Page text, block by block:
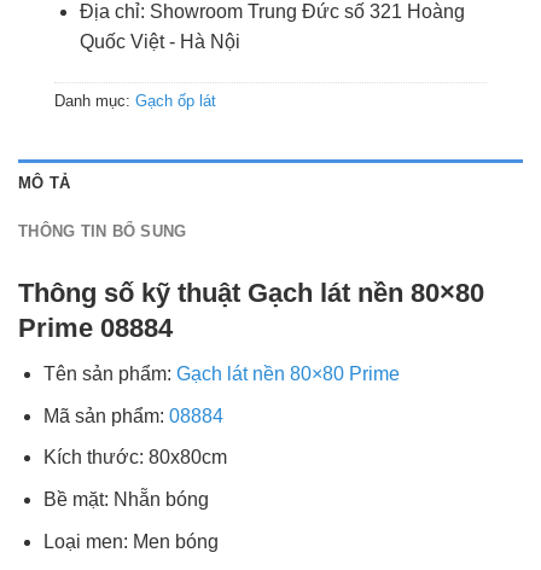
Địa chỉ: Showroom Trung Đức số 321 Hoàng
Quốc Việt - Hà Nội
Danh mục: Gạch ốp lát
MÔ TẢ
THÔNG TIN BỔ SUNG
Thông số kỹ thuật Gạch lát nền 80×80
Prime 08884
Tên sản phẩm: Gạch lát nền 80×80 Prime
Mã sản phẩm: 08884
Kích thước: 80x80cm
Bề mặt: Nhẵn bóng
Loại men: Men bóng